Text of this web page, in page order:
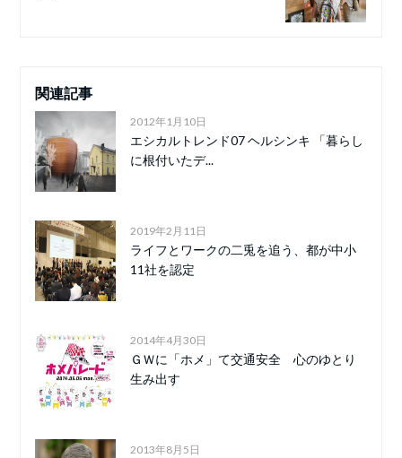
関連記事
2012年1月10日
エシカルトレンド07 ヘルシンキ 「暮らし
に根付いたデ...
2019年2月11日
ライフとワークの二兎を追う、都が中小
11社を認定
2014年4月30日
ＧＷに「ホメ」て交通安全 心のゆとり
生み出す
2013年8月5日